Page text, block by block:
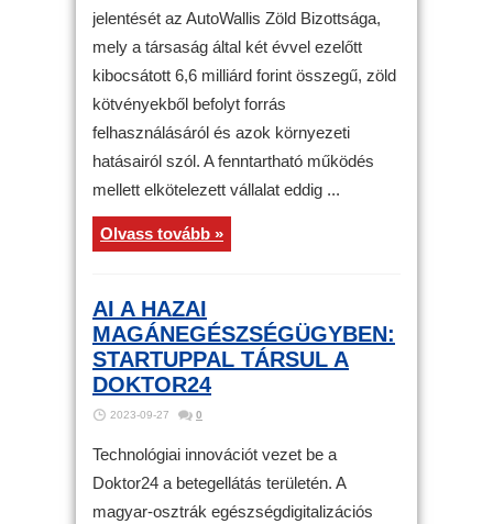
jelentését az AutoWallis Zöld Bizottsága,
mely a társaság által két évvel ezelőtt
kibocsátott 6,6 milliárd forint összegű, zöld
kötvényekből befolyt forrás
felhasználásáról és azok környezeti
hatásairól szól. A fenntartható működés
mellett elkötelezett vállalat eddig ...
Olvass tovább »
AI A HAZAI
MAGÁNEGÉSZSÉGÜGYBEN:
STARTUPPAL TÁRSUL A
DOKTOR24
2023-09-27 0
Technológiai innovációt vezet be a
Doktor24 a betegellátás területén. A
magyar-osztrák egészségdigitalizációs